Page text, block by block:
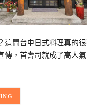
這間台中日式料理真的
傳，首壽司就成了高人